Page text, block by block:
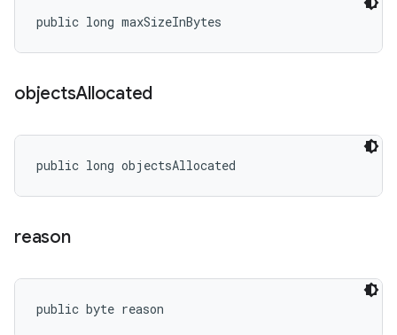
public long maxSizeInBytes
objectsAllocated
public long objectsAllocated
reason
public byte reason